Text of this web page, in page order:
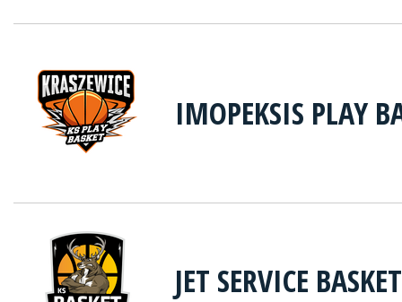
IMOPEKSIS PLAY
JET SERVICE